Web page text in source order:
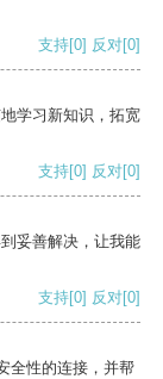
支持[0] 反对[0]
学习新知识，拓宽
支持[0] 反对[0]
妥善解决，让我能
支持[0] 反对[0]
全性的连接，并帮